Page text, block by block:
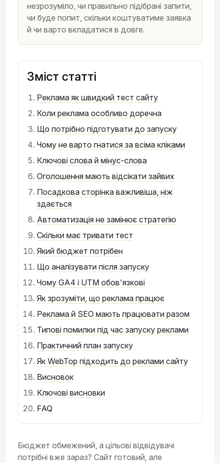
незрозуміло, чи правильно підібрані запити,
чи буде попит, скільки коштуватиме заявка
й чи варто вкладатися в довге.
Зміст статті
Реклама як швидкий тест сайту
Коли реклама особливо доречна
Що потрібно підготувати до запуску
Чому не варто гнатися за всіма кліками
Ключові слова й мінус-слова
Оголошення мають відсікати зайвих
Посадкова сторінка важливіша, ніж
здається
Автоматизація не замінює стратегію
Скільки має тривати тест
Який бюджет потрібен
Що аналізувати після запуску
Чому GA4 і UTM обов'язкові
Як зрозуміти, що реклама працює
Реклама й SEO мають працювати разом
Типові помилки під час запуску реклами
Практичний план запуску
Як WebTop підходить до реклами сайту
Висновок
Ключові висновки
FAQ
Бюджет обмежений, а цільові відвідувачі
потрібні вже зараз? Сайт готовий, але